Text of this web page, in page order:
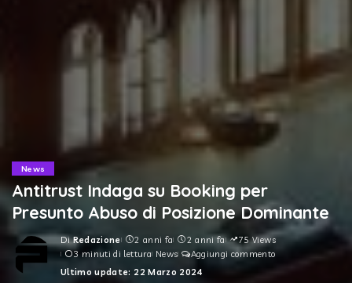
News
Antitrust Indaga su Booking per
Presunto Abuso di Posizione Dominante
Posted
by
Di Redazione 2 anni fa 2 anni fa
75 Views
3 minuti di lettura News
Aggiungi commento
Ultimo update: 22 Marzo 2024